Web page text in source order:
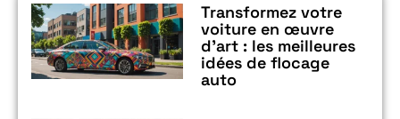
Transformez votre
voiture en œuvre
d’art : les meilleures
idées de flocage
auto